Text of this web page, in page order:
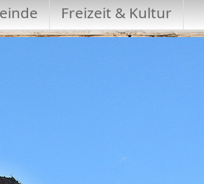
Freizeit & Kultur